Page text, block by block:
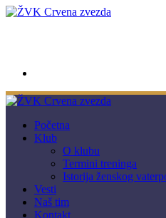
Početna
Klub
O klubu
Termini treninga
Istorija ženskog
Vesti
Naš tim
Kontakt